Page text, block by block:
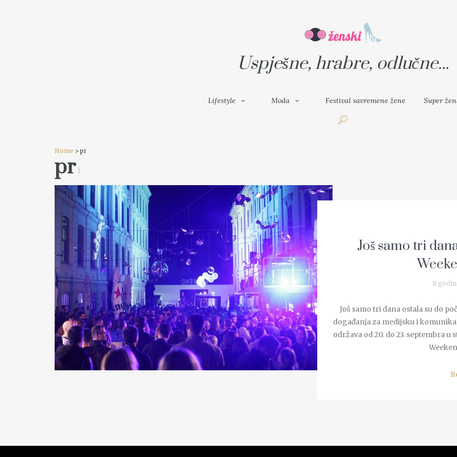
SUPER ŽENA
Uspješne, hrabre, odlučne...
Lifestyle Moda Festival savremene žene Super
Home > pr
pr 1
READ MORE
Još samo tri
8
Još samo tri dana ostala su do
događanja za medijsku i
održava od 20. do 23. septembra